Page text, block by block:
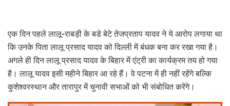
एक दिन पहले लालू-राबड़ी के बडे बेटे तेजप्रताप यादव ने ये आरोप लगाया था
कि उनके पिता लालू प्रसाद यादव को दिल्ली में बंधक बना कर रखा गया है।
अगले ही दिन लालू प्रसाद यादव के बिहार में एंट्री का कार्यक्रम तय हो गया
है। लालू यादव इसी महीने बिहार आ रहे हैं। वे पटना में ही नहीं रहेंगे बल्कि
कुशेश्वरस्थान और तारापुर में चुनावी सभाओं को भी संबोधित करेंगे।